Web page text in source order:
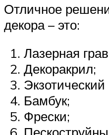
Отличное
декора – это:
Лазерная
Декоракрил;
Экзотический
Бамбук;
Фрески;